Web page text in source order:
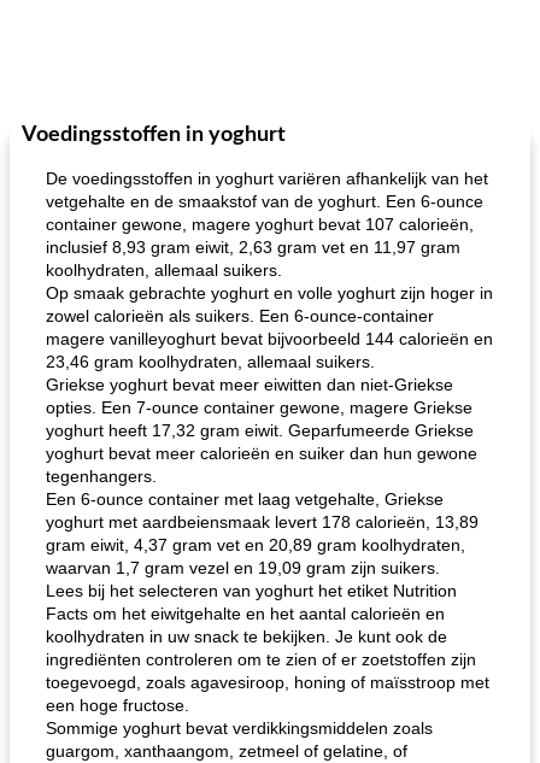
Voedingsstoffen in yoghurt
De voedingsstoffen in yoghurt variëren afhankelijk van het
vetgehalte en de smaakstof van de yoghurt. Een 6-ounce
container gewone, magere yoghurt bevat 107 calorieën,
inclusief 8,93 gram eiwit, 2,63 gram vet en 11,97 gram
koolhydraten, allemaal suikers.
Op smaak gebrachte yoghurt en volle yoghurt zijn hoger in
zowel calorieën als suikers. Een 6-ounce-container
magere vanilleyoghurt bevat bijvoorbeeld 144 calorieën en
23,46 gram koolhydraten, allemaal suikers.
Griekse yoghurt bevat meer eiwitten dan niet-Griekse
opties. Een 7-ounce container gewone, magere Griekse
yoghurt heeft 17,32 gram eiwit. Geparfumeerde Griekse
yoghurt bevat meer calorieën en suiker dan hun gewone
tegenhangers.
Een 6-ounce container met laag vetgehalte, Griekse
yoghurt met aardbeiensmaak levert 178 calorieën, 13,89
gram eiwit, 4,37 gram vet en 20,89 gram koolhydraten,
waarvan 1,7 gram vezel en 19,09 gram zijn suikers.
Lees bij het selecteren van yoghurt het etiket Nutrition
Facts om het eiwitgehalte en het aantal calorieën en
koolhydraten in uw snack te bekijken. Je kunt ook de
ingrediënten controleren om te zien of er zoetstoffen zijn
toegevoegd, zoals agavesiroop, honing of maïsstroop met
een hoge fructose.
Sommige yoghurt bevat verdikkingsmiddelen zoals
guargom, xanthaangom, zetmeel of gelatine, of